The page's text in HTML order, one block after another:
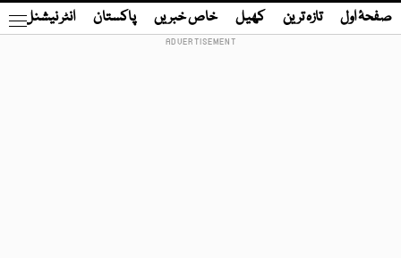
صفحۂ اول تازہ ترین کھیل خاص خبریں پاکستان انٹر نیشنل